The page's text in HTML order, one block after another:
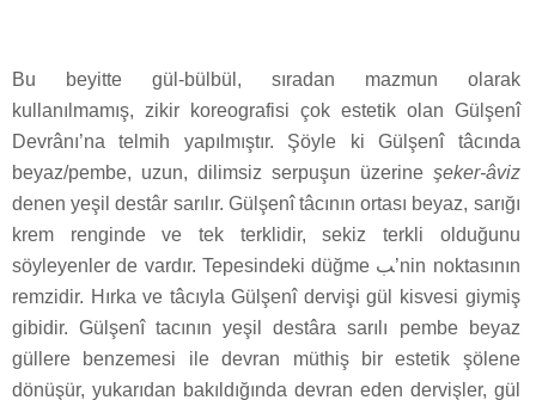
Bu beyitte gül-bülbül, sıradan mazmun olarak
kullanılmamış, zikir koreografisi çok estetik olan Gülşenî
Devrânı’na telmih yapılmıştır. Şöyle ki Gülşenî tâcında
beyaz/pembe, uzun, dilimsiz serpuşun üzerine şeker-âviz
denen yeşil destâr sarılır. Gülşenî tâcının ortası beyaz, sarığı
krem renginde ve tek terklidir, sekiz terkli olduğunu
söyleyenler de vardır. Tepesindeki düğme ﺐ’nin noktasının
remzidir. Hırka ve tâcıyla Gülşenî dervişi gül kisvesi giymiş
gibidir. Gülşenî tacının yeşil destâra sarılı pembe beyaz
güllere benzemesi ile devran müthiş bir estetik şölene
dönüşür, yukarıdan bakıldığında devran eden dervişler, gül